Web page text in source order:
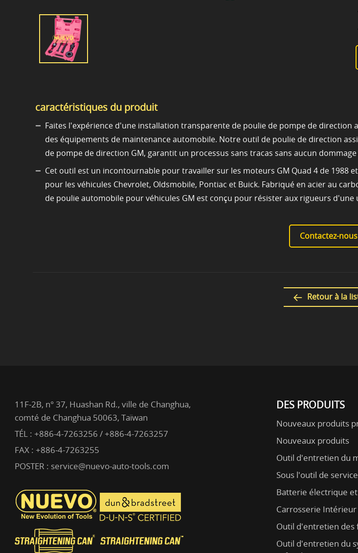
caractéristiques du produit
Faites l'expérience d'une installation transparente de poulie de pompe de direction
des équipements de maintenance automobile. Notre outil de poulie de direction
de pompe de direction GM, garantit un processus sans tracas sans aucun
Cet outil est un incontournable pour travailler sur les moteurs GM Quad 4 de 1988
pour les véhicules Chevrolet, Oldsmobile, Pontiac et Buick. Fabriqué en acier au
de poulie automobile pour véhicules GM est conçu pour résister aux rigueurs
Contactez-nous
Retour à la
DES PRODUITS
Nouveaux produits
Nouveaux produits
Outil d'entretien du
Sous l'outil de
Batterie électrique
Carrosserie
Outil d'entretien des
Outil d'entretien du
11F-2B, n° 37, Huashan Rd., ville de Changhua,
comté de Changhua 50063, Taïwan
TÉL : +886-4-7263256 / +886-4-7263257
FAX : +886-4-7263255
POSTER : service@nuevo-auto-tools.com